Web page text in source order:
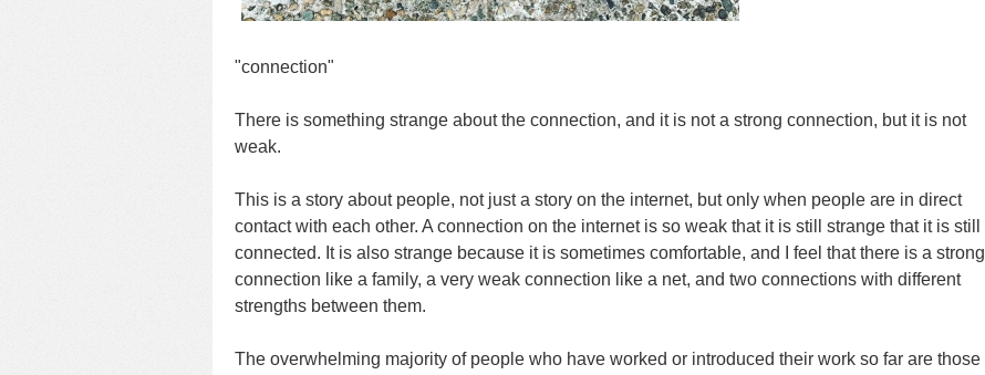
"connection"
There is something strange about the connection, and it is not a strong connection, but it is not
weak.
This is a story about people, not just a story on the internet, but only when people are in direct
contact with each other. A connection on the internet is so weak that it is still strange that it is still
connected. It is also strange because it is sometimes comfortable, and I feel that there is a strong
connection like a family, a very weak connection like a net, and two connections with different
strengths between them.
The overwhelming majority of people who have worked or introduced their work so far are those